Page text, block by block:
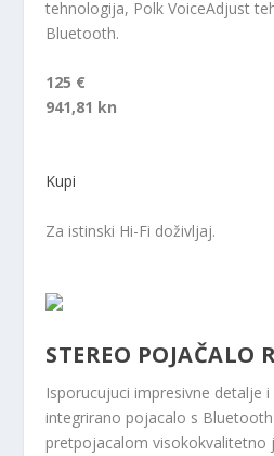
tehnologija, Polk VoiceAdjust
Bluetooth.
125 €
941,81 kn
Kupi
Za istinski Hi-Fi doživljaj.
STEREO POJAČALO
Isporucujuci impresivne detalje
integrirano pojacalo s
pretpojacalom visokokvalitetno